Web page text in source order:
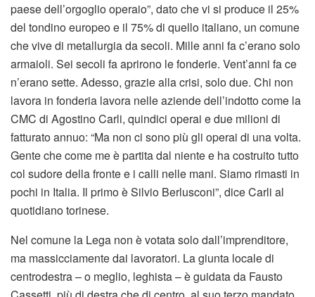
paese dell’orgoglio operaio”, dato che vi si produce il 25%
del tondino europeo e il 75% di quello italiano, un comune
che vive di metallurgia da secoli. Mille anni fa c’erano solo
armaioli. Sei secoli fa aprirono le fonderie. Vent’anni fa ce
n’erano sette. Adesso, grazie alla crisi, solo due. Chi non
lavora in fonderia lavora nelle aziende dell’indotto come la
CMC di Agostino Carli, quindici operai e due milioni di
fatturato annuo: “Ma non ci sono più gli operai di una volta.
Gente che come me è partita dal niente e ha costruito tutto
col sudore della fronte e i calli nelle mani. Siamo rimasti in
pochi in Italia. Il primo è Silvio Berlusconi”, dice Carli al
quotidiano torinese.
Nel comune la Lega non è votata solo dall’imprenditore,
ma massicciamente dai lavoratori. La giunta locale di
centrodestra – o meglio, leghista – è guidata da Fausto